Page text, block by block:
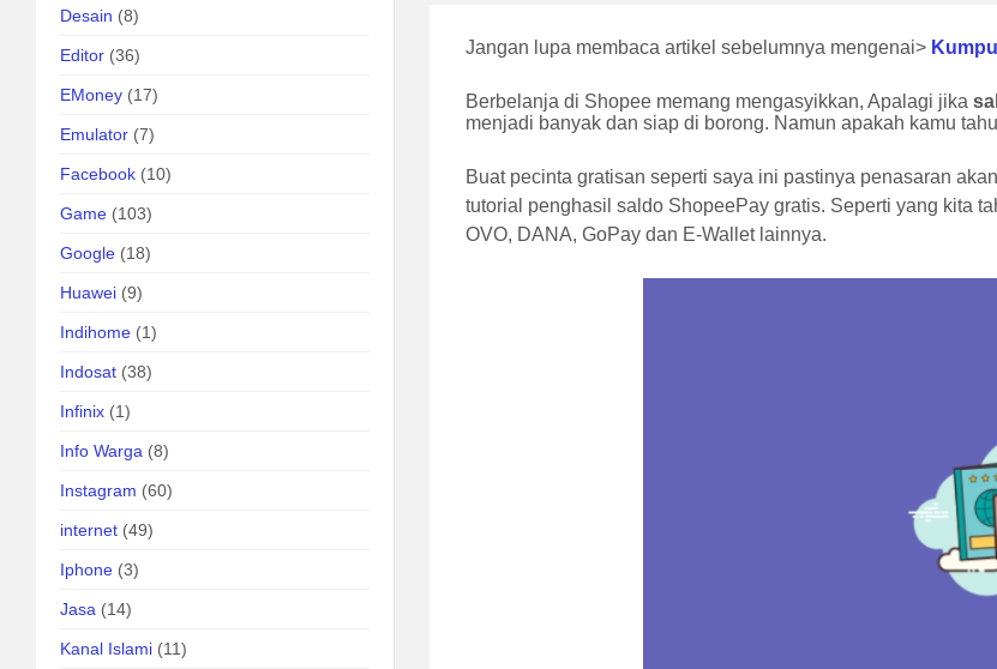
Jangan lupa membaca artikel sebelumnya mengenai>
Berbelanja di Shopee memang mengasyikkan, Apalagi jika
menjadi banyak dan siap di borong. Namun apakah kamu
Buat pecinta gratisan seperti saya ini pastinya penasaran
tutorial penghasil saldo ShopeePay gratis. Seperti yang kita
OVO, DANA, GoPay dan E-Wallet lainnya.
Desain (8)
Editor (36)
EMoney (17)
Emulator (7)
Facebook (10)
Game (103)
Google (18)
Huawei (9)
Indihome (1)
Indosat (38)
Infinix (1)
Info Warga (8)
Instagram (60)
internet (49)
Iphone (3)
Jasa (14)
Kanal Islami (11)